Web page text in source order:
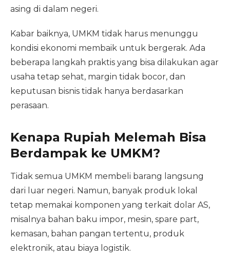
asing di dalam negeri.
Kabar baiknya, UMKM tidak harus menunggu
kondisi ekonomi membaik untuk bergerak. Ada
beberapa langkah praktis yang bisa dilakukan agar
usaha tetap sehat, margin tidak bocor, dan
keputusan bisnis tidak hanya berdasarkan
perasaan.
Kenapa Rupiah Melemah Bisa
Berdampak ke UMKM?
Tidak semua UMKM membeli barang langsung
dari luar negeri. Namun, banyak produk lokal
tetap memakai komponen yang terkait dolar AS,
misalnya bahan baku impor, mesin, spare part,
kemasan, bahan pangan tertentu, produk
elektronik, atau biaya logistik.